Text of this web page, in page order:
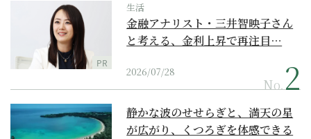
PR
生活
金融アナリスト・三井智映子さん
と考える、金利上昇で再注目…
2026/07/28
No.
静かな波のせせらぎと、満天の星
が広がり、くつろぎを体感できる